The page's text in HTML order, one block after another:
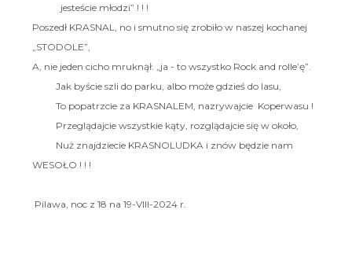
jesteście młodzi” ! ! !
Poszedł KRASNAL, no i smutno się zrobiło w naszej kochanej
„STODOLE”,
A, nie jeden cicho mruknął: „ja - to wszystko Rock and rolle’ę”.
Jak byście szli do parku, albo może gdzieś do lasu,
To popatrzcie za KRASNALEM, nazrywajcie Koperwasu !
Przeglądajcie wszystkie kąty, rozglądajcie się w około,
Nuż znajdziecie KRASNOLUDKA i znów będzie nam
WESOŁO ! ! !
Pilawa, noc z 18 na 19-VIII-2024 r.